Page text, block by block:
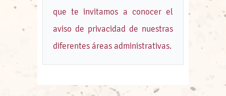
que te invitamos a conocer el
aviso de privacidad de nuestras
diferentes áreas administrativas.